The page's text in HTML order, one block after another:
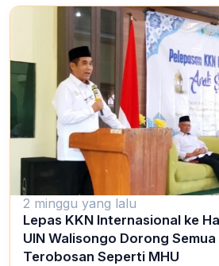
2 minggu yang lalu
Lepas KKN Internasional ke
UIN Walisongo Dorong
Terobosan Seperti MHU